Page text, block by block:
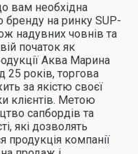
вам необхідна
бренду на ринку SUP-
надувних човнів та
початок як
Аква Марина
25 років, торгова
за якістю своєї
клієнтів. Метою
сапбордів та
які дозволять
продукція компанії